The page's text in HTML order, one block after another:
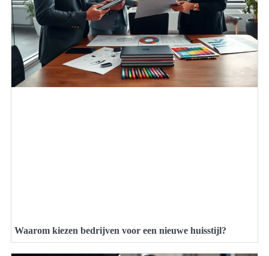
Waarom kiezen bedrijven voor een nieuwe huisstijl?